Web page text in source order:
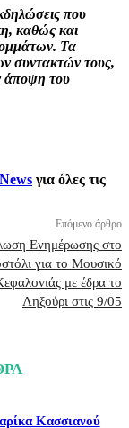
που
καθώς και
Τα
συντακτών τους,
άποψη του
για όλες τις
Επόμενο άρθρο
Ενημέρωσης στο
για το Μουσικό
με έδρα το
Ληξούρι στις 9/05
Κασσιανού